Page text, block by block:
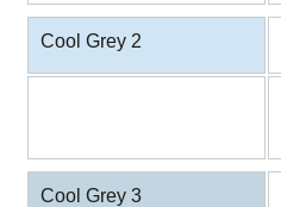
Cool Grey 2
Cool Grey 3